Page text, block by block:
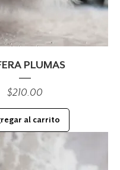
PLUMAS
Precio
$210.00
al carrito